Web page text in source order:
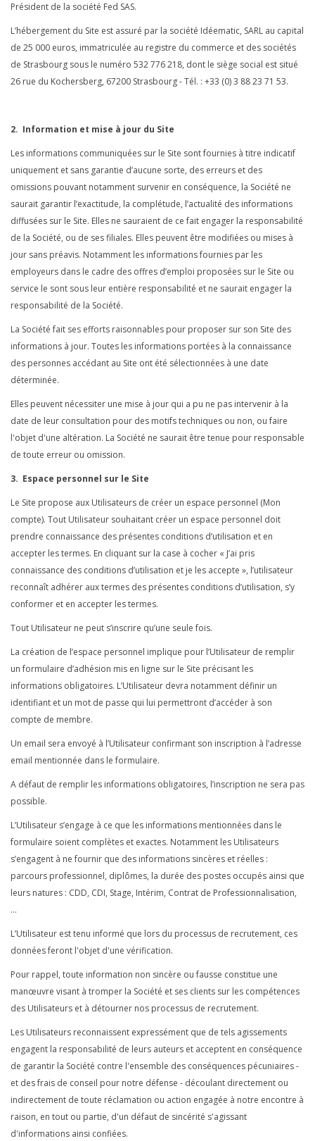
Président de la société Fed SAS.
L’hébergement du Site est assuré par la société Idéematic, SARL au capital
de 25 000 euros, immatriculée au registre du commerce et des sociétés
de Strasbourg sous le numéro 532 776 218, dont le siège social est situé
26 rue du Kochersberg, 67200 Strasbourg - Tél. : +33 (0) 3 88 23 71 53.
2. Information et mise à jour du Site
Les informations communiquées sur le Site sont fournies à titre indicatif
uniquement et sans garantie d’aucune sorte, des erreurs et des
omissions pouvant notamment survenir en conséquence, la Société ne
saurait garantir l’exactitude, la complétude, l’actualité des informations
diffusées sur le Site. Elles ne sauraient de ce fait engager la responsabilité
de la Société, ou de ses filiales. Elles peuvent être modifiées ou mises à
jour sans préavis. Notamment les informations fournies par les
employeurs dans le cadre des offres d’emploi proposées sur le Site ou
service le sont sous leur entière responsabilité et ne saurait engager la
responsabilité de la Société.
La Société fait ses efforts raisonnables pour proposer sur son Site des
informations à jour. Toutes les informations portées à la connaissance
des personnes accédant au Site ont été sélectionnées à une date
déterminée.
Elles peuvent nécessiter une mise à jour qui a pu ne pas intervenir à la
date de leur consultation pour des motifs techniques ou non, ou faire
l'objet d'une altération. La Société ne saurait être tenue pour responsable
de toute erreur ou omission.
3. Espace personnel sur le Site
Le Site propose aux Utilisateurs de créer un espace personnel (Mon
compte). Tout Utilisateur souhaitant créer un espace personnel doit
prendre connaissance des présentes conditions d’utilisation et en
accepter les termes. En cliquant sur la case à cocher « J’ai pris
connaissance des conditions d’utilisation et je les accepte », l’utilisateur
reconnaît adhérer aux termes des présentes conditions d’utilisation, s’y
conformer et en accepter les termes.
Tout Utilisateur ne peut s’inscrire qu’une seule fois.
La création de l’espace personnel implique pour l’Utilisateur de remplir
un formulaire d’adhésion mis en ligne sur le Site précisant les
informations obligatoires. L’Utilisateur devra notamment définir un
identifiant et un mot de passe qui lui permettront d’accéder à son
compte de membre.
Un email sera envoyé à l’Utilisateur confirmant son inscription à l’adresse
email mentionnée dans le formulaire.
A défaut de remplir les informations obligatoires, l’inscription ne sera pas
possible.
L’Utilisateur s’engage à ce que les informations mentionnées dans le
formulaire soient complètes et exactes. Notamment les Utilisateurs
s’engagent à ne fournir que des informations sincères et réelles :
parcours professionnel, diplômes, la durée des postes occupés ainsi que
leurs natures : CDD, CDI, Stage, Intérim, Contrat de Professionnalisation,
…
L’Utilisateur est tenu informé que lors du processus de recrutement, ces
données feront l'objet d'une vérification.
Pour rappel, toute information non sincère ou fausse constitue une
manœuvre visant à tromper la Société et ses clients sur les compétences
des Utilisateurs et à détourner nos processus de recrutement.
Les Utilisateurs reconnaissent expressément que de tels agissements
engagent la responsabilité de leurs auteurs et acceptent en conséquence
de garantir la Société contre l'ensemble des conséquences pécuniaires -
et des frais de conseil pour notre défense - découlant directement ou
indirectement de toute réclamation ou action engagée à notre encontre à
raison, en tout ou partie, d'un défaut de sincérité s'agissant
d'informations ainsi confiées.